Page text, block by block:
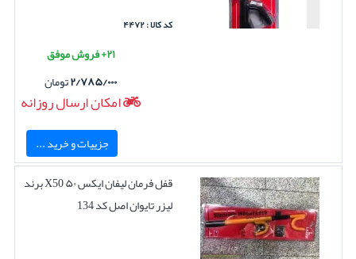
کد کالا : ۴۴۷۲
۲۱+ فروش موفق
۲/۷۸۵/۰۰۰تومان
امکان ارسال روزانه
جزییات و خرید ...
قفل فرمان لیفان ایکس ۵۰ X50 برند
لیزر تایوان اصل کد 134